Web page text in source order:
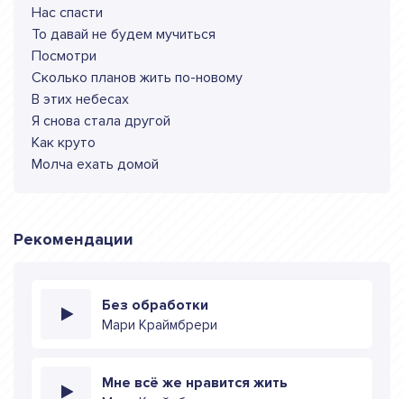
Нас спасти
То давай не будем мучиться
Посмотри
Сколько планов жить по-новому
В этих небесах
Я снова стала другой
Как круто
Молча ехать домой
Рекомендации
Без обработки
Мари Краймбрери
Мне всё же нравится жить